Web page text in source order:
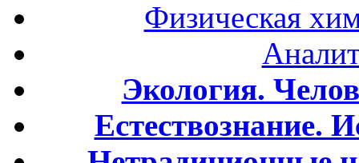
Физическая
Экология.
Естествознание.